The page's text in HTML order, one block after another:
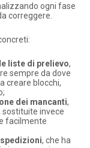
ogni fase
correggere.
liste di prelievo,
sempre da dove
creare blocchi,
dei mancanti,
invece
facilmente
, che ha